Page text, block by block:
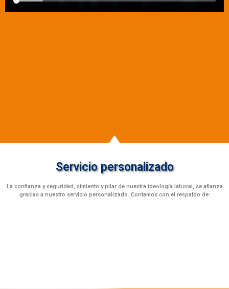
Servicio personalizado
La confianza y seguridad, simiento y pilar de nuestra ideología laboral, se afianza
gracias a nuestro servicio personalizado. Contamos con el respaldo de: